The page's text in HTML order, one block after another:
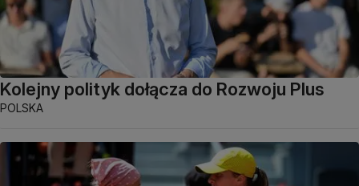
Kolejny polityk dołącza do Rozwoju Plus
POLSKA